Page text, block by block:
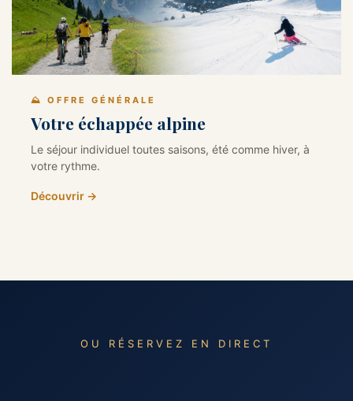
⛰️ OFFRE GÉNÉRALE
Votre échappée alpine
Le séjour individuel toutes saisons, été comme hiver, à
votre rythme.
Découvrir →
OU RÉSERVEZ EN DIRECT